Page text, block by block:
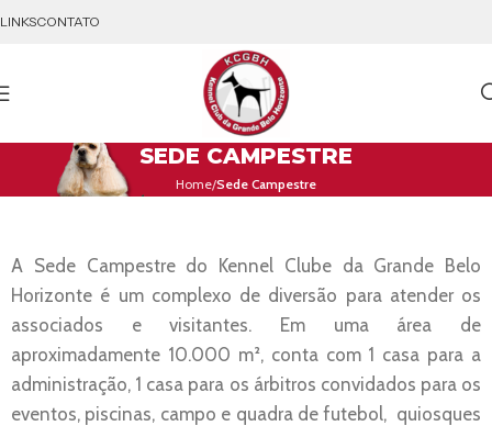
LINKSCONTATO
SEDE CAMPESTRE
Home Sede Campestre
A Sede Campestre do Kennel Clube da Grande Belo
Horizonte é um complexo de diversão para atender os
associados e visitantes. Em uma área de
aproximadamente 10.000 m², conta com 1 casa para a
administração, 1 casa para os árbitros convidados para os
eventos, piscinas, campo e quadra de futebol, quiosques